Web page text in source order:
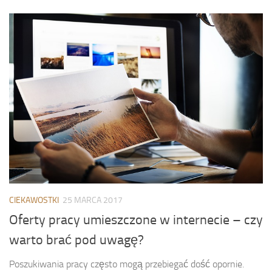
CIEKAWOSTKI 25 MARCA 2017
Oferty pracy umieszczone w internecie – czy
warto brać pod uwagę?
Poszukiwania pracy często mogą przebiegać dość opornie.